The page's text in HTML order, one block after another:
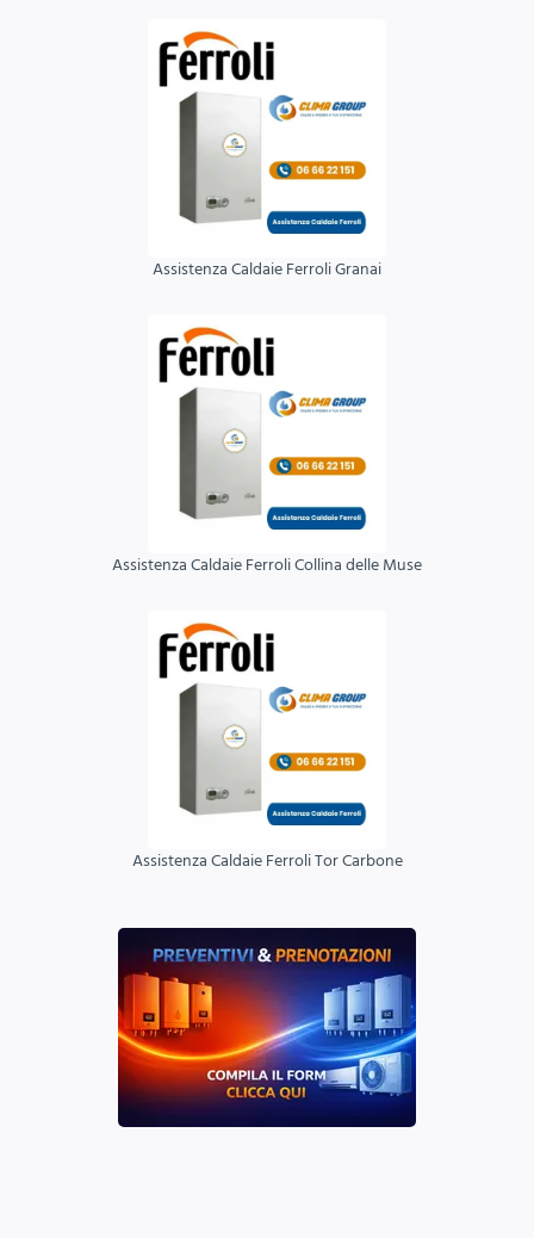
Assistenza Caldaie Ferroli Granai
Assistenza Caldaie Ferroli Collina delle Muse
Assistenza Caldaie Ferroli Tor Carbone